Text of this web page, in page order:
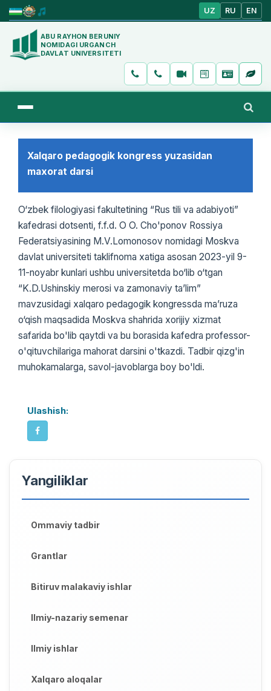
UZ RU EN
ABU RAYHON BERUNIY
NOMIDAGI URGANCH
DAVLAT UNIVERSITETI
Xalqaro pedagogik kongress yuzasidan
maxorat darsi
O‘zbek filologiyasi fakultetining “Rus tili va adabiyoti”
kafedrasi dotsenti, f.f.d. O O. Cho'ponov Rossiya
Federatsiyasining M.V.Lomonosov nomidagi Moskva
davlat universiteti taklifnoma xatiga asosan 2023-yil 9-
11-noyabr kunlari ushbu universitetda bo‘lib o‘tgan
“K.D.Ushinskiy merosi va zamonaviy ta’lim”
mavzusidagi xalqaro pedagogik kongressda ma’ruza
o‘qish maqsadida Moskva shahrida xorijiy xizmat
safarida bo'lib qaytdi va bu borasida kafedra professor-
o'qituvchilariga mahorat darsini o'tkazdi. Tadbir qizg'in
muhokamalarga, savol-javoblarga boy bo'ldi.
Ulashish:
Yangiliklar
Ommaviy tadbir
Grantlar
Bitiruv malakaviy ishlar
Ilmiy-nazariy semenar
Ilmiy ishlar
Xalqaro aloqalar